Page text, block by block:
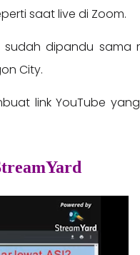
saat live di Zoom.
dipandu sama
City.
link YouTube